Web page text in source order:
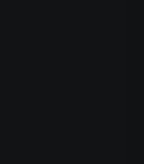
e organização para
Mais Valorizados de
desse imóvel.